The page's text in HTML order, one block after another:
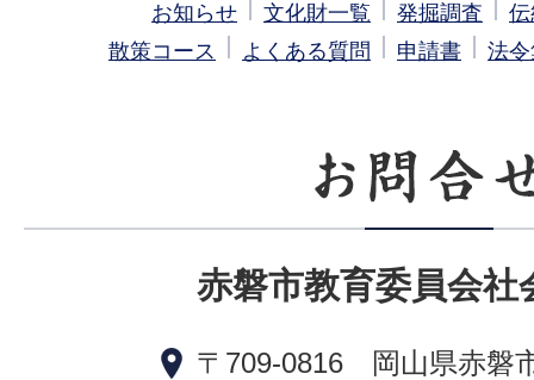
お知らせ 文化財一覧 発掘調査
散策コース
よくある質問 申請書 法
赤磐市教育委員会社
〒709-0816 岡山県赤磐